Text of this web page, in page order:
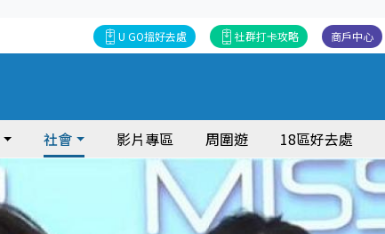
商戶中心
社群打卡攻略
U GO搵好去處
社會 影片專區 周圍遊 18區好去處